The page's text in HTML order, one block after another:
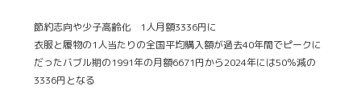
節約志向や少子高齢化 1人月額3336円に
衣服と履物の1人当たりの全国平均購入額が過去40年間でピークに
だったバブル期の1991年の月額6671円から2024年には50％減の
3336円となる